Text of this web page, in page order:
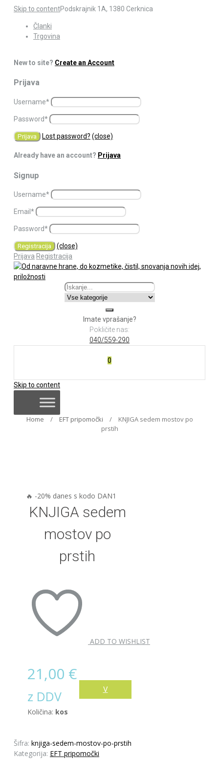
Skip to content
Članki
Trgovina
Podskrajnik 1A, 1380 Cerknica
New to site? Create an Account
Prijava
Username*
Password*
Lost password? (close)
Already have an account? Prijava
Signup
Username*
Email *
Password*
(close)
Prijava Registracija
Imate vprašanje?
Pokličite nas:
040/559-290
0
Skip to content
Home / EFT pripomočki /
KNJIGA sedem mostov po
prstih
🔥 -20% danes s kodo DAN1
KNJIGA sedem
mostov po
prstih
ADD TO WISHLIST
21,00 €
z DDV
Količina: kos
V
Šifra: knjiga-sedem-mostov-po-prstih
Kategorija: EFT pripomočki